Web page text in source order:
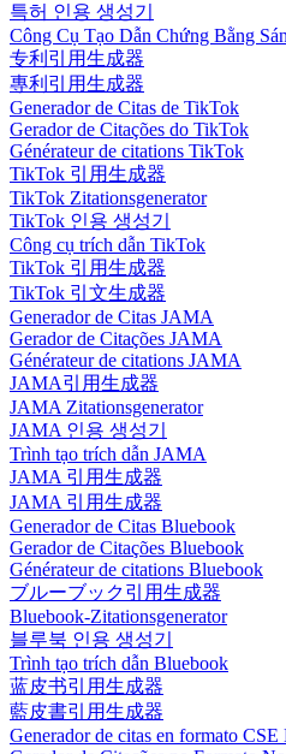
특허 인용 생성기
Công Cụ Tạo Dẫn Chứng Bằng
专利引用生成器
專利引用生成器
Generador de Citas de TikTok
Gerador de Citações do TikTok
Générateur de citations TikTok
TikTok 引用生成器
TikTok Zitationsgenerator
TikTok 인용 생성기
Công cụ trích dẫn TikTok
TikTok 引用生成器
TikTok 引文生成器
Generador de Citas JAMA
Gerador de Citações JAMA
Générateur de citations JAMA
JAMA引用生成器
JAMA Zitationsgenerator
JAMA 인용 생성기
Trình tạo trích dẫn JAMA
JAMA 引用生成器
JAMA 引用生成器
Generador de Citas Bluebook
Gerador de Citações Bluebook
Générateur de citations Bluebook
ブルーブック引用生成器
Bluebook-Zitationsgenerator
블루북 인용 생성기
Trình tạo trích dẫn Bluebook
蓝皮书引用生成器
藍皮書引用生成器
Generador de citas en formato